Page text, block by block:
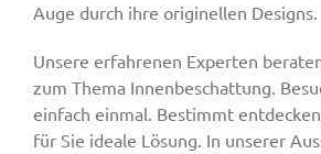
Auge durch ihre originellen Designs.
Unsere erfahrenen Experten
zum Thema Innenbeschattung.
einfach einmal. Bestimmt
für Sie ideale Lösung. In unserer